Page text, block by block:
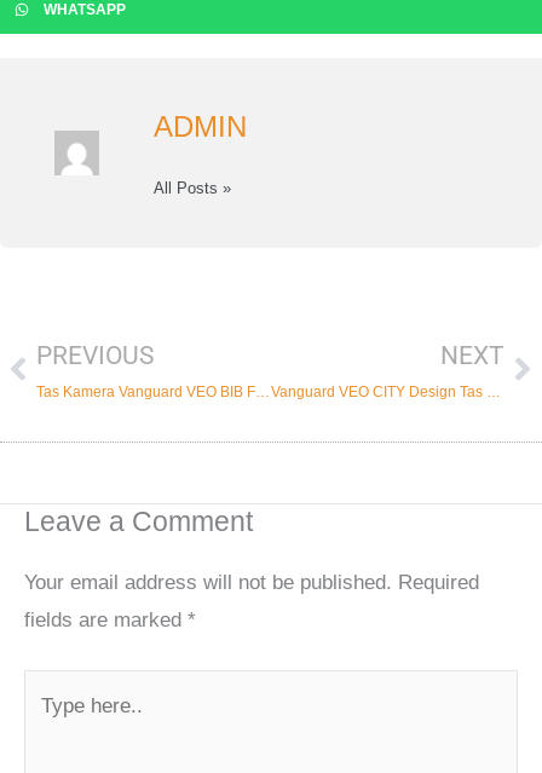
WHATSAPP
ADMIN
All Posts »
PrevPREVIOUS
Tas Kamera Vanguard VEO BIB F Series, Travel Photography Wajib Punya ini !
NEXT
Vanguard VEO CITY Design Tas Stylish Untuk Vlog dan Traveling
Leave a Comment
Your email address will not be published. Required
fields are marked *
here..